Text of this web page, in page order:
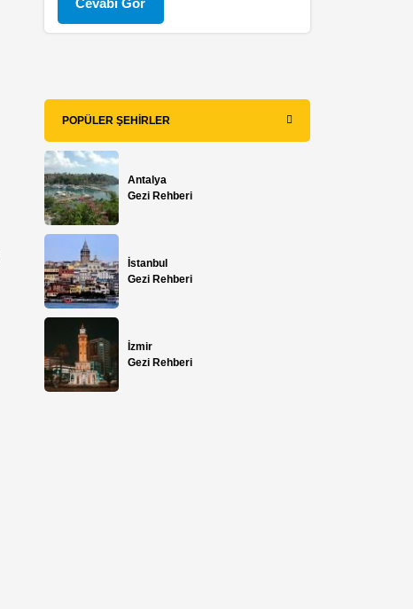
POPÜLER ŞEHIRLER
Antalya
Gezi Rehberi
İstanbul
Gezi Rehberi
İzmir
Gezi Rehberi